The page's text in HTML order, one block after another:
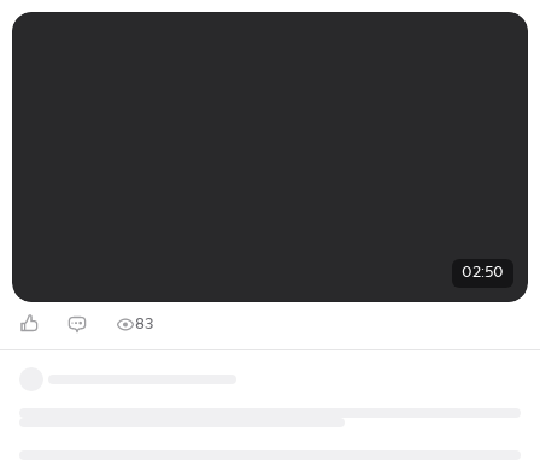
02:50
83